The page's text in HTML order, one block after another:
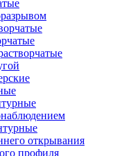
открывания
профиля